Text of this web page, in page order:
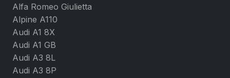
Alfa Romeo Giulietta
Alpine A110
Audi A1 8X
Audi A1 GB
Audi A3 8L
Audi A3 8P